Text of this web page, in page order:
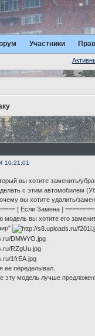
Участники
10:21:01
вы хотите заменить/
с этим автомобилем
вы хотите удалить/
[ Если Замена ]
модель вы хотите его
ее переделывал.
эту модель лучше